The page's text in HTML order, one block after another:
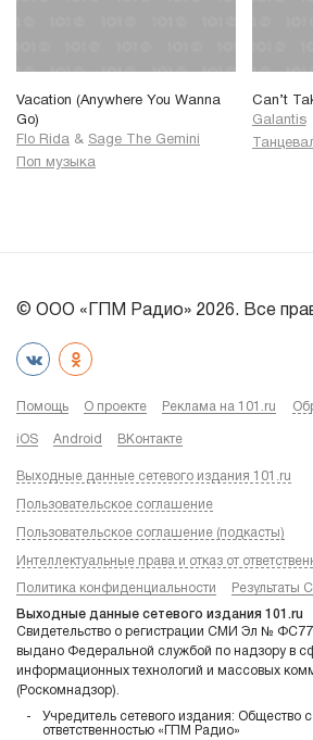
Vacation (Anywhere You Wanna
Go)
Flo Rida & Sage The Gemini
Поп музыка
Can’t
Galantis
© ООО «ГПМ Радио» 2026. Все
Помощь О проекте Реклама на 101.ru
iOS Android ВКонтакте
Выходные данные сетевого издания 101.ru
Пользовательское соглашение
Пользовательское соглашение (подкасты)
Интеллектуальные права и отказ от
Политика конфиденциальности Результаты
Выходные данные сетевого издания 101.ru
Свидетельство о регистрации СМИ Эл №
выдано Федеральной службой по надзору в
информационных технологий и массовых
(Роскомнадзор).
Учредитель сетевого издания: Общество
ответственностью «ГПМ Радио»